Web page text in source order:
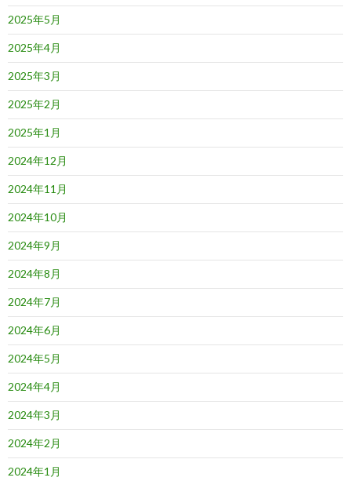
2025年5月
2025年4月
2025年3月
2025年2月
2025年1月
2024年12月
2024年11月
2024年10月
2024年9月
2024年8月
2024年7月
2024年6月
2024年5月
2024年4月
2024年3月
2024年2月
2024年1月